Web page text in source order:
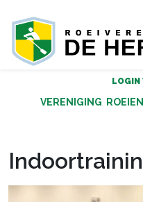
LOGIN
VERENIGING ROEIEN